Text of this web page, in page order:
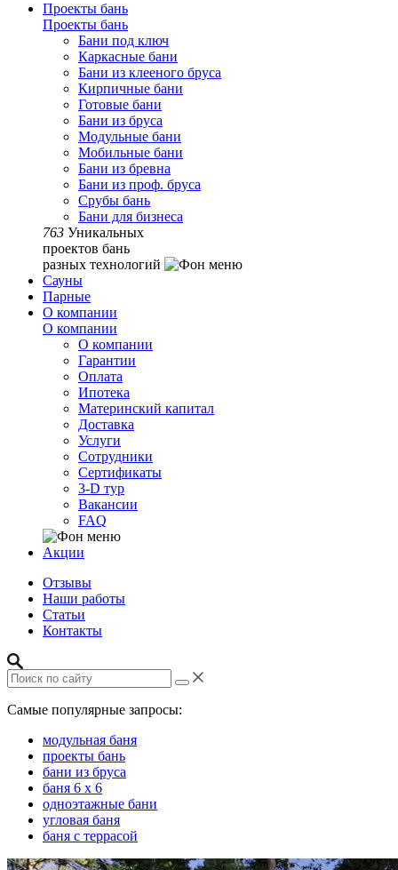
Проекты бань
Проекты бань
Бани под ключ
Каркасные бани
Бани из клееного бруса
Кирпичные бани
Готовые бани
Бани из бруса
Модульные бани
Мобильные бани
Бани из бревна
Бани из проф. бруса
Срубы бань
Бани для бизнеса
763 Уникальных
проектов бань
разных технологий
Сауны
Парные
О компании
О компании
О компании
Гарантии
Оплата
Ипотека
Материнский капитал
Доставка
Услуги
Сотрудники
Сертификаты
3-D тур
Вакансии
FAQ
Акции
Отзывы
Наши работы
Статьи
Контакты
Самые популярные запросы:
модульная баня
проекты бань
бани из бруса
баня 6 х 6
одноэтажные бани
угловая баня
баня с террасой